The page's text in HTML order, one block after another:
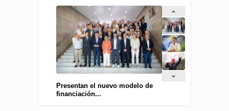
Presentan el nuevo modelo de
financiación...